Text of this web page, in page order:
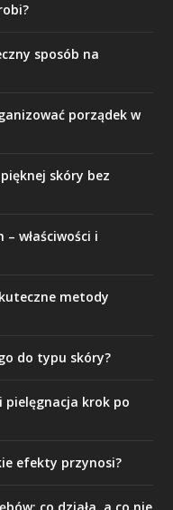
sposób na
porządek w
skóry bez
właściwości i
metody
do typu skóry?
krok po
efekty przynosi?